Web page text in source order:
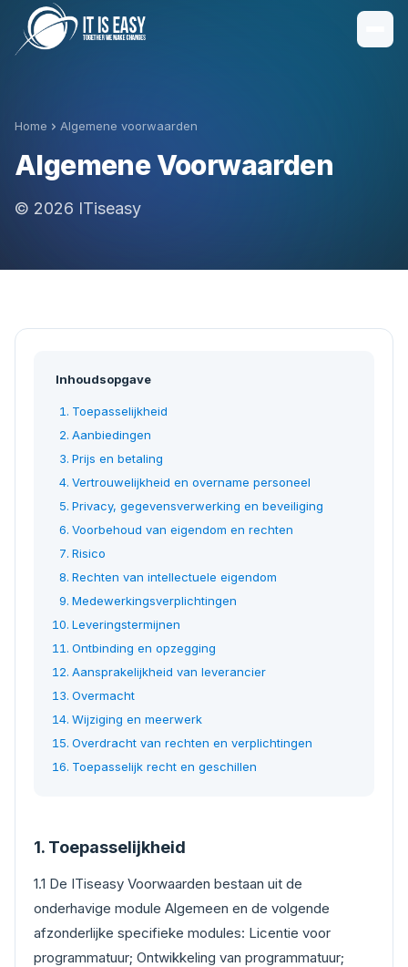
Home Algemene voorwaarden
Algemene Voorwaarden
© 2026 ITiseasy
Inhoudsopgave
Toepasselijkheid
Aanbiedingen
Prijs en betaling
Vertrouwelijkheid en overname personeel
Privacy, gegevensverwerking en beveiliging
Voorbehoud van eigendom en rechten
Risico
Rechten van intellectuele eigendom
Medewerkingsverplichtingen
Leveringstermijnen
Ontbinding en opzegging
Aansprakelijkheid van leverancier
Overmacht
Wijziging en meerwerk
Overdracht van rechten en verplichtingen
Toepasselijk recht en geschillen
1. Toepasselijkheid
1.1 De ITiseasy Voorwaarden bestaan uit de
onderhavige module Algemeen en de volgende
afzonderlijke specifieke modules: Licentie voor
programmatuur; Ontwikkeling van programmatuur;